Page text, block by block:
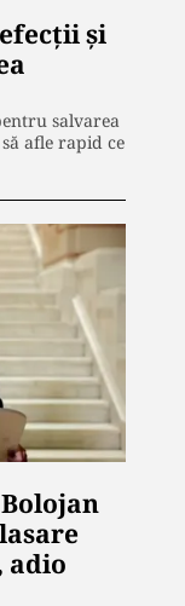
și
salvarea
afle rapid ce
adio